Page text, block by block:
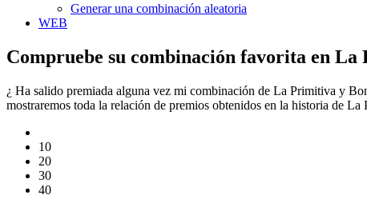
Generar una combinación aleatoria
WEB
Compruebe su combinación favorita en
¿ Ha salido premiada alguna vez mi combinación de La Primitiva y
mostraremos toda la relación de premios obtenidos en la historia de
10
20
30
40